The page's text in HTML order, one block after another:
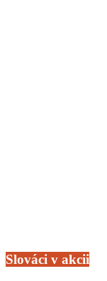
Slováci v akcii